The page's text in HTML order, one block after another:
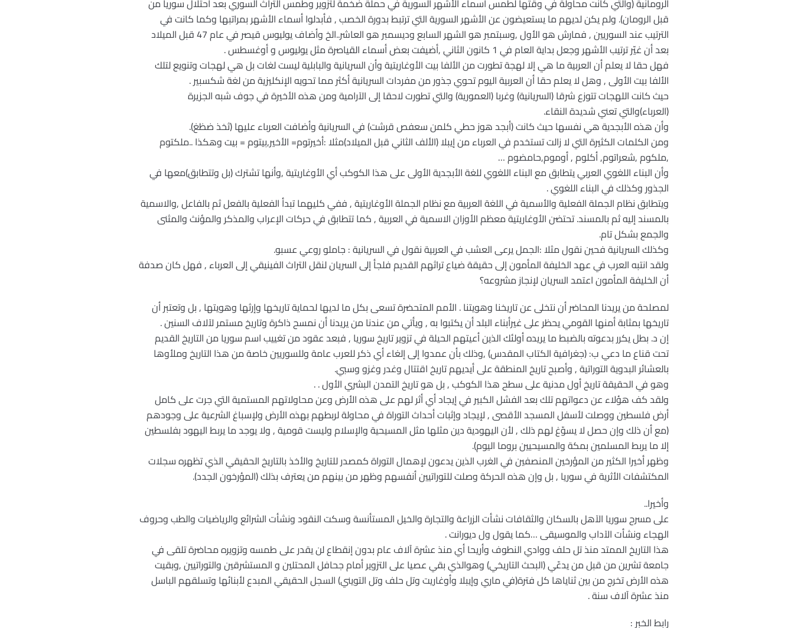
الرومانية (والتي كانت محاولة في وقتها لطمس أسماء الأشهر السورية في حملة ضخمة لتزوير وطمس التراث السوري بعد احتلال سوريا من
قبل الرومان). ولم يكن لديهم ما يستعيضون عن الأشهر السورية التي ترتبط بدورة الخصب , فأبدلوا أسماء الأشهر بمراتبها وكما كانت في
الترتيب عند السوريين , فمارش هو الأول ,وسبتمبر هو الشهر السابع وديسمبر هو العاشر..الخ وأضاف يوليوس قيصر في عام 47 قبل الميلاد
بعد أن غيّر ترتيب الأشهر وجعل بداية العام في 1 كانون الثاني ,أضيفت بعض أسماء القياصرة مثل يوليوس و أوغسطس .
فهل حقا لا يعلم أن العربية ما هي إلا لهجة تطورت من الألفا بيت الأوغاريتية وأن السريانية والبابلية ليست لغات بل هي لهجات وتنويع لتلك
الألفا بيت الأولى , وهل لا يعلم حقا أن العربية اليوم تحوي جذور من مفردات السريانية أكثر مما تحويه الإنكليزية من لغة شكسبير .
حيث كانت اللهجات تتوزع شرقا (السريانية) وغربا (العمورية) والتي تطورت لاحقا إلى الآرامية ومن هذه الأخيرة في جوف شبه الجزيرة
(العرباء)والتي تعني شديدة النقاء.
وأن هذه الأبجدية هي نفسها حيث كانت (أبجد هوز حطي كلمن سعفص قرشت) في السريانية وأضافت العرباء عليها (ثخذ ضظغ).
ومن الكلمات الكثيرة التي لا زالت تستخدم في العرباء من إيبلا (الألف الثاني قبل الميلاد)مثلا :أخيرتوم= الأخير,بيتوم = بيت وهكذا ..ملكتوم
,ملكوم ,شعراتوم, أكلوم , أوموم,حامضوم …
وأن البناء اللغوي العربي يتطابق مع البناء اللغوي للغة الأبجدية الأولى على هذا الكوكب أي الأوغاريتية ,وأنها تشترك (بل وتتطابق)معها في
الجذور وكذلك في البناء اللغوي .
ويتطابق نظام الجملة الفعلية والأسمية في اللغة العربية مع نظام الجملة الأوغاريتية , ففي كليهما تبدأ الفعلية بالفعل ثم بالفاعل ,والاسمية
بالمسند إليه ثم بالمسند. تحتضن الأوغاريتية معظم الأوزان الاسمية في العربية , كما تتطابق في حركات الإعراب والمذكر والمؤنث والمثنى
والجمع بشكل تام.
وكذلك السريانية فحين نقول مثلا :الجمل يرعى العشب في العربية نقول في السريانية : جاملو روعي عسبو.
ولقد انتبه العرب في عهد الخليفة المأمون إلى حقيقة ضياع تراثهم القديم فلجأ إلى السريان لنقل التراث الفينيقي إلى العرباء , فهل كان صدفة
أن الخليفة المأمون اعتمد السريان لإنجاز مشروعه؟
لمصلحة من يريدنا المحاضر أن نتخلى عن تاريخنا وهويتنا . الأمم المتحضرة تسعى بكل ما لديها لحماية تاريخها وإرثها وهويتها , بل وتعتبر أن
تاريخها بمثابة أمنها القومي يحظر على غيرأبناء البلد أن يكتبوا به , ويأتي من عندنا من يريدنا أن نمسح ذاكرة وتاريخ مستمر لآلاف السنين .
إن د. بطل يكرر بدعوته بالضبط ما يريده أولئك الذين أعيتهم الحيلة في تزوير تاريخ سوريا , فبعد عقود من تغييب اسم سوريا من التاريخ القديم
تحت قناع ما دعي ب: (جغرافية الكتاب المقدس) ,وذلك بأن عمدوا إلى إلغاء أي ذكر للعرب عامة وللسوريين خاصة من هذا التاريخ وملأوها
بالعشائر البدوية التوراتية , وأصبح تاريخ المنطقة على أيديهم تاريخ اقتتال وغدر وغزو وسبي.
وهو في الحقيقة تاريخ أول مدنية على سطح هذا الكوكب , بل هو تاريخ التمدن البشري الأول . .
ولقد كف هؤلاء عن دعواتهم تلك بعد الفشل الكبير في إيجاد أي أثر لهم على هذه الأرض وعن محاولاتهم المستمية التي جرت على كامل
أرض فلسطين ووصلت لأسفل المسجد الأقصى , لإيجاد وإثبات أحداث التوراة في محاولة لربطهم بهذه الأرض ولإسباغ الشرعية على وجودهم
(مع أن ذلك وإن حصل لا يسوّغ لهم ذلك , لأن اليهودية دين مثلها مثل المسيحية والإسلام وليست قومية , ولا يوجد ما يربط اليهود بفلسطين
إلا ما يربط المسلمين بمكة والمسيحيين بروما اليوم).
وظهر أخيرا الكثير من المؤرخين المنصفين في الغرب الذين يدعون لإهمال التوراة كمصدر للتاريخ والأخذ بالتاريخ الحقيقي الذي تظهره سجلات
المكتشفات الأثرية في سوريا , بل وإن هذه الحركة وصلت للتوراتيين أنفسهم وظهر من بينهم من يعترف بذلك (المؤرخون الجدد).
وأخيرا..
على مسرح سوريا الآهل بالسكان والثقافات نشأت الزراعة والتجارة والخيل المستأنسة وسكت النقود ونشأت الشرائع والرياضيات والطب وحروف
الهجاء ونشأت الآداب والموسيقى …كما يقول ول ديورانت .
هذا التاريخ الممتد منذ تل حلف ووادي النطوف وأريحا أي منذ عشرة آلاف عام بدون إنقطاع لن يقدر على طمسه وتزويره محاضرة تلقى في
جامعة تشرين من قبل من يدعّي (البحث التاريخي) وهوالذي بقي عصيا على التزوير أمام جحافل المحتلين و المستشرقين والتوراتيين ,وبقيت
هذه الأرض تخرج من بين ثناياها كل فترة(في ماري وإيبلا وأوغاريت وتل حلف وتل التويني) السجل الحقيقي المبدع لأبنائها وتسلقهم الباسل
منذ عشرة آلاف سنة .
رابط الخبر :